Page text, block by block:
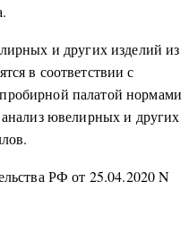
и других изделий из
в соответствии с
палатой нормами
ювелирных и других
РФ от 25.04.2020 N